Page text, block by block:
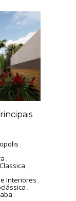
,
,
,
Interiores ,
,
,